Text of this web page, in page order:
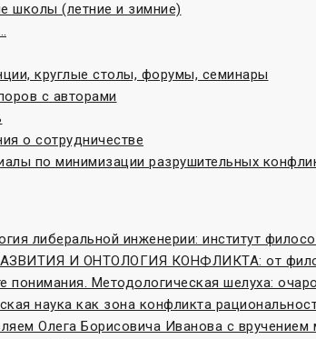
школы (летние и зимние)
круглые столы, форумы, семинары
с авторами
о сотрудничестве
по минимизации разрушительных
либеральной инженерии: институт
И ОНТОЛОГИЯ КОНФЛИКТА: от
понимания. Методологическая шелуха:
наука как зона конфликта
Олега Борисовича Иванова с